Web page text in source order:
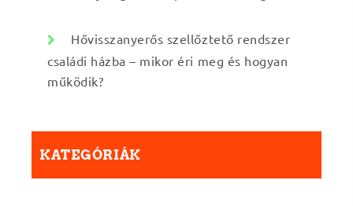
Hővisszanyerős szellőztető rendszer
családi házba – mikor éri meg és hogyan
működik?
KATEGÓRIÁK